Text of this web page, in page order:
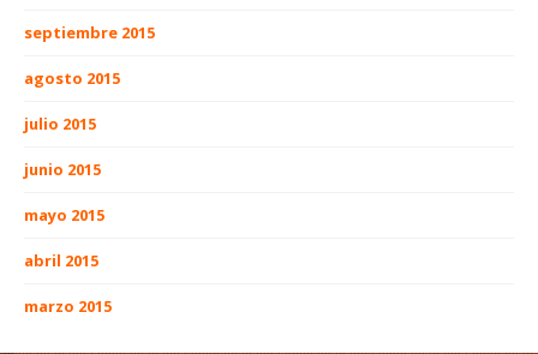
septiembre 2015
agosto 2015
julio 2015
junio 2015
mayo 2015
abril 2015
marzo 2015